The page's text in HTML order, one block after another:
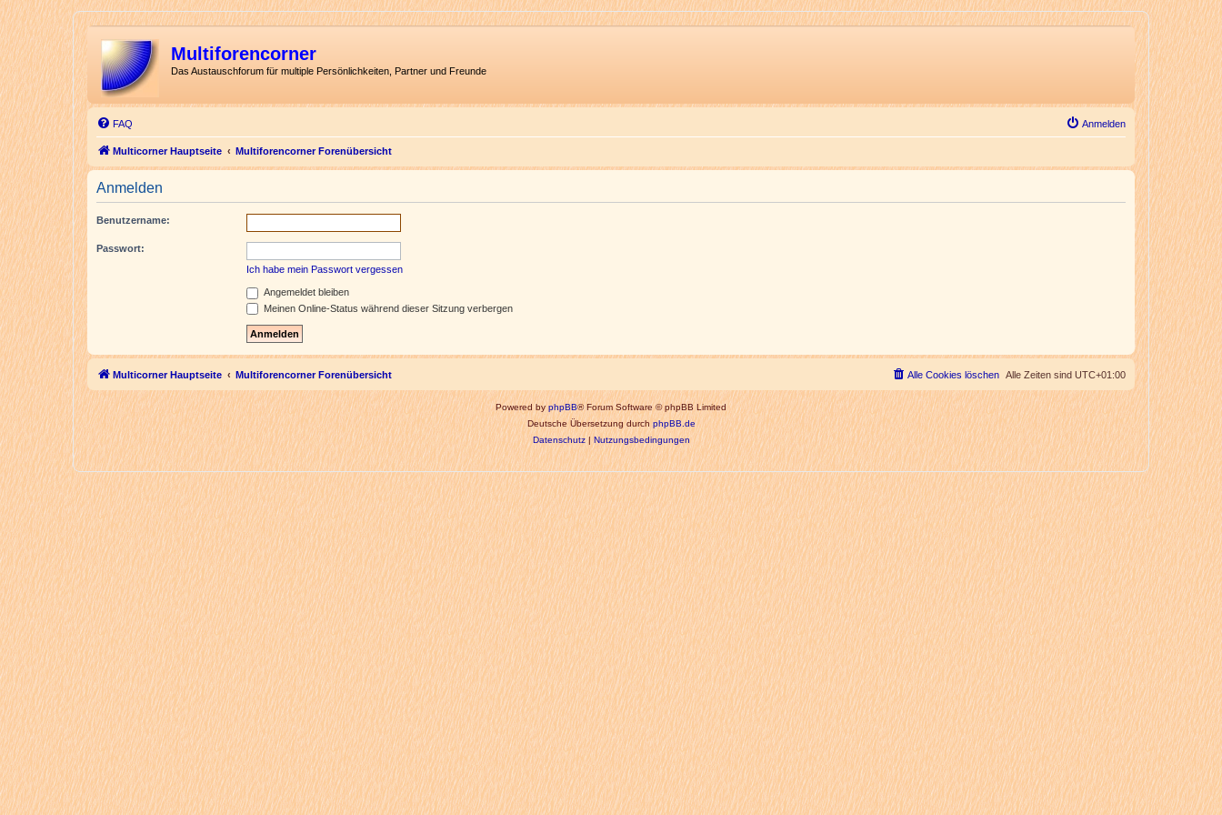
Multiforencorner
Das Austauschforum für multiple Persönlichkeiten, Partner und Freunde
FAQ Anmelden
Multicorner Hauptseite Multiforencorner Forenübersicht
Anmelden
Benutzername:
Passwort:
Ich habe mein Passwort vergessen
Angemeldet bleiben
Meinen Online-Status während dieser Sitzung verbergen
Multicorner Hauptseite Multiforencorner Forenübersicht Alle Zeiten sind UTC+01:00
Alle Cookies löschen
Powered byphpBB® Forum Software © phpBB Limited
Deutsche Übersetzung durchphpBB.de
Datenschutz|Nutzungsbedingungen